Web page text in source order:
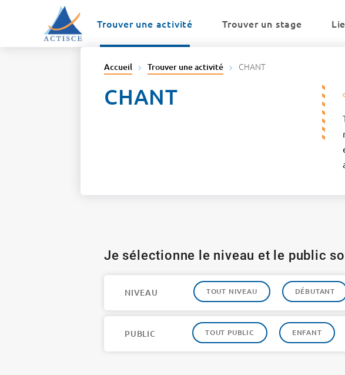
Trouver une activité
Trouver un stage
Accueil Trouver une activité CHANT
CHANT
Je sélectionne le niveau et le public
NIVEAU TOUT NIVEAU DÉBUTANT
PUBLIC TOUT PUBLIC ENFANT